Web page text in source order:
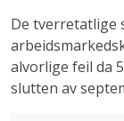
De tverretatlige
alvorlige feil da
slutten av